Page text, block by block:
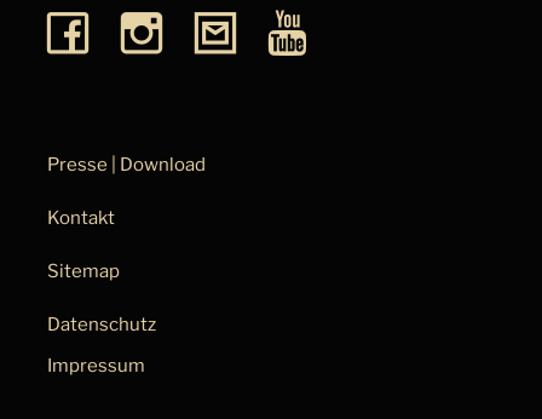
Presse | Download
Kontakt
Sitemap
Datenschutz
Impressum